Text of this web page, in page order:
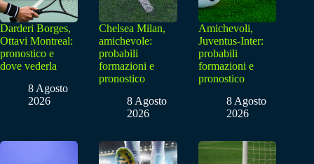
Darderi Borges,
Ottavi Montreal:
pronostico e
dove vederla
8 Agosto
2026
Chelsea Milan,
amichevole:
probabili
formazioni e
pronostico
8 Agosto
2026
Amichevoli,
Juventus-Inter:
probabili
formazioni e
pronostico
8 Agosto
2026